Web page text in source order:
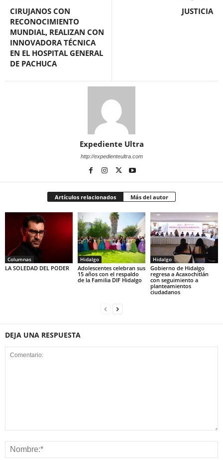
CIRUJANOS CON
RECONOCIMIENTO
MUNDIAL, REALIZAN CON
INNOVADORA TÉCNICA
EN EL HOSPITAL GENERAL
DE PACHUCA
JUSTICIA
Expediente Ultra
http://expedienteultra.com
Artículos relacionados Más del autor
Columnas
LA SOLEDAD DEL PODER
Hidalgo
Adolescentes celebran sus
15 años con el respaldo
de la Familia DIF Hidalgo
Hidalgo
Gobierno de Hidalgo
regresa a Acaxochitlán
con seguimiento a
planteamientos
ciudadanos
DEJA UNA RESPUESTA